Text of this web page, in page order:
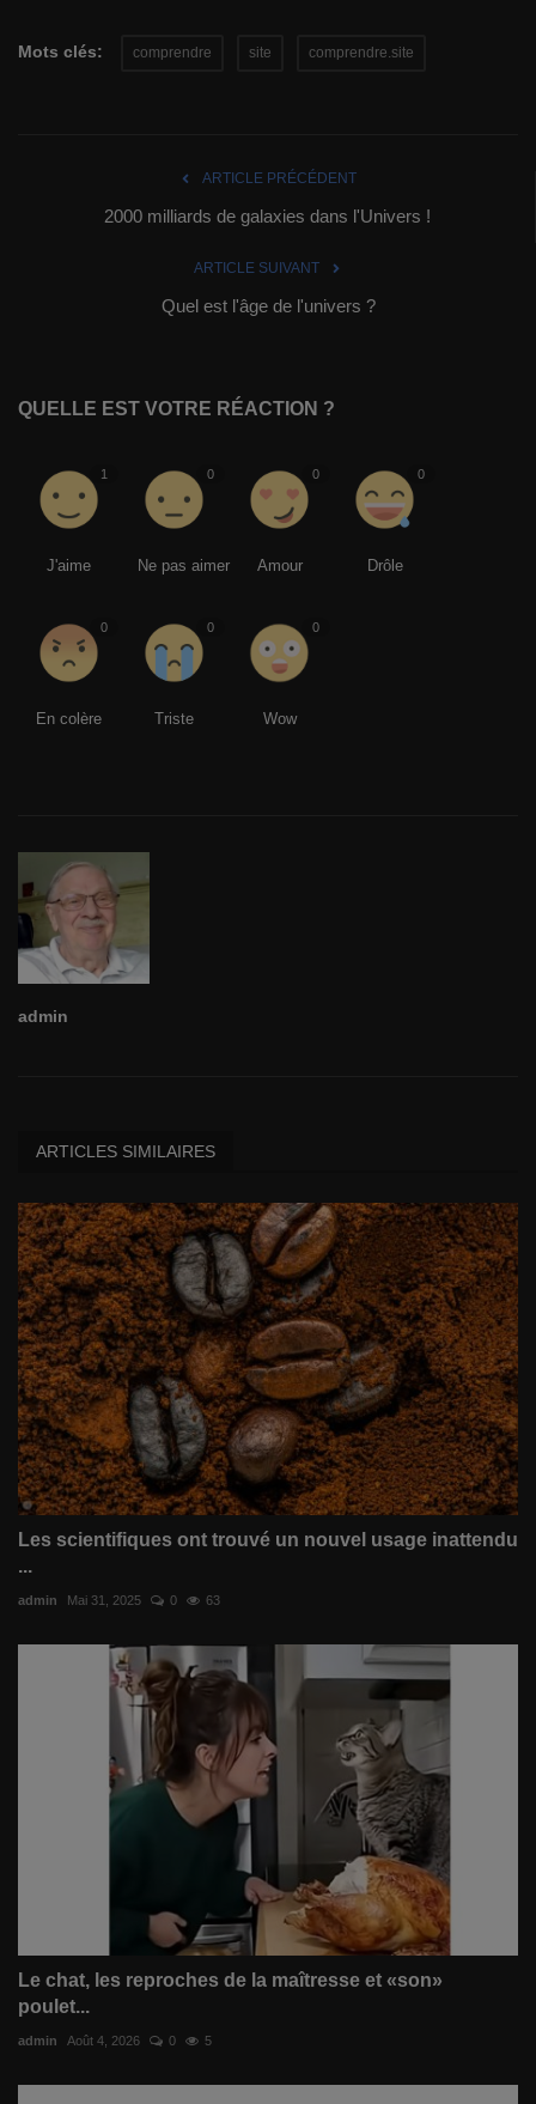
Mots clés: comprendre site comprendre.site
ARTICLE PRÉCÉDENT
2000 milliards de galaxies dans l'Univers !
ARTICLE SUIVANT
Quel est l'âge de l'univers ?
QUELLE EST VOTRE RÉACTION ?
1
J'aime
0
Ne pas aimer
0
Amour
0
Drôle
0
En colère
0
Triste
0
Wow
admin
ARTICLES SIMILAIRES
Les scientifiques ont trouvé un nouvel usage inattendu
...
admin Mai 31, 2025 0 63
Le chat, les reproches de la maîtresse et «son»
poulet...
admin Août 4, 2026 0 5